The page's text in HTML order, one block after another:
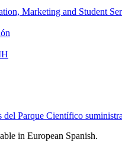
Marketing and Student
Parque Científico
in European Spanish.